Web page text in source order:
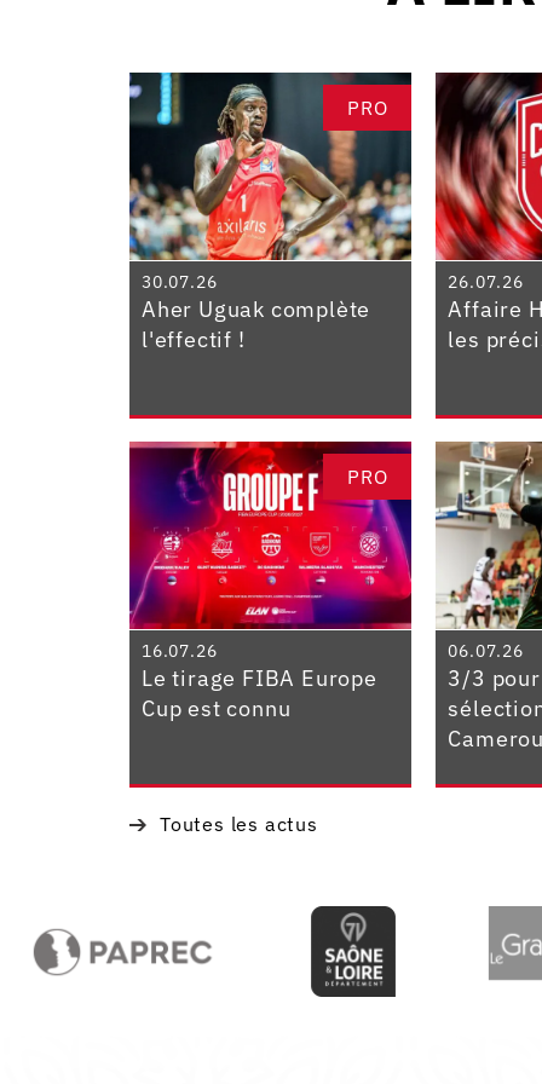
PRO
30.07.26
Aher Uguak complète
l'effectif !
26.07.26
Affaire
les
PRO
16.07.26
Le tirage FIBA Europe
Cup est connu
06.07.26
3/3
Toutes les actus